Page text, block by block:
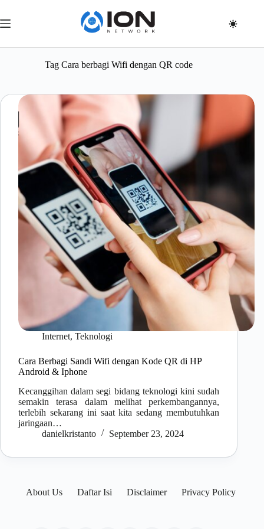
content
Tag Cara berbagi Wifi dengan QR code
Internet, Teknologi
Cara Berbagi Sandi Wifi dengan Kode QR di HP
Android & Iphone
Kecanggihan dalam segi bidang teknologi kini sudah
semakin terasa dalam melihat perkembangannya,
terlebih sekarang ini saat kita sedang membutuhkan
jaringaan…
danielkristanto
September 23, 2024
About Us Daftar Isi Disclaimer Privacy Policy